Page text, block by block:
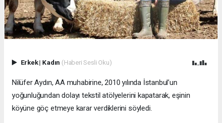
Erkek| Kadın (Haberi Sesli Oku)
Nilüfer Aydın, AA muhabirine, 2010 yılında İstanbul’un
yoğunluğundan dolayı tekstil atölyelerini kapatarak, eşinin
köyüne göç etmeye karar verdiklerini söyledi.